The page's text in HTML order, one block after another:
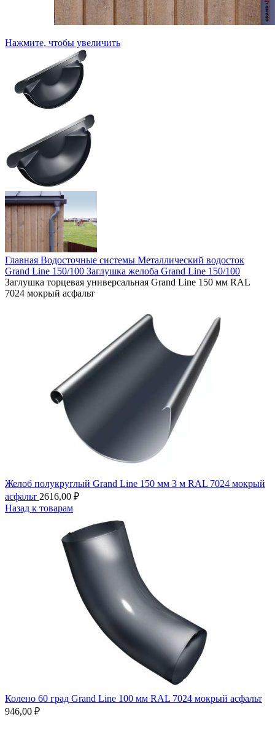
Нажмите, чтобы увеличить
Главная Водосточные системы Металлический водосток
Grand Line 150/100 Заглушка желоба Grand Line 150/100
Заглушка торцевая универсальная Grand Line 150 мм RAL
7024 мокрый асфальт
Желоб полукруглый Grand Line 150 мм 3 м RAL 7024 мокрый
асфальт 2616,00 ₽
Назад к товарам
Колено 60 град Grand Line 100 мм RAL 7024 мокрый асфальт
946,00 ₽